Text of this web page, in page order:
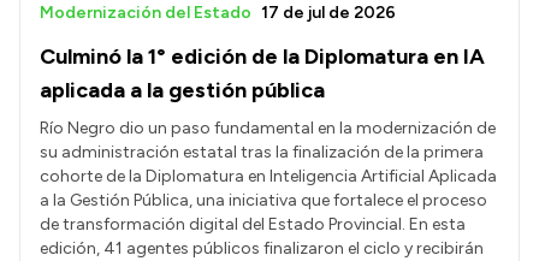
Culminó la 1° edición de la Diplomatura en IA
aplicada a la gestión pública
Modernización del Estado 17 de jul de 2026
Río Negro dio un paso fundamental en la modernización de
su administración estatal tras la finalización de la primera
cohorte de la Diplomatura en Inteligencia Artificial Aplicada
a la Gestión Pública, una iniciativa que fortalece el proceso
de transformación digital del Estado Provincial. En esta
edición, 41 agentes públicos finalizaron el ciclo y recibirán